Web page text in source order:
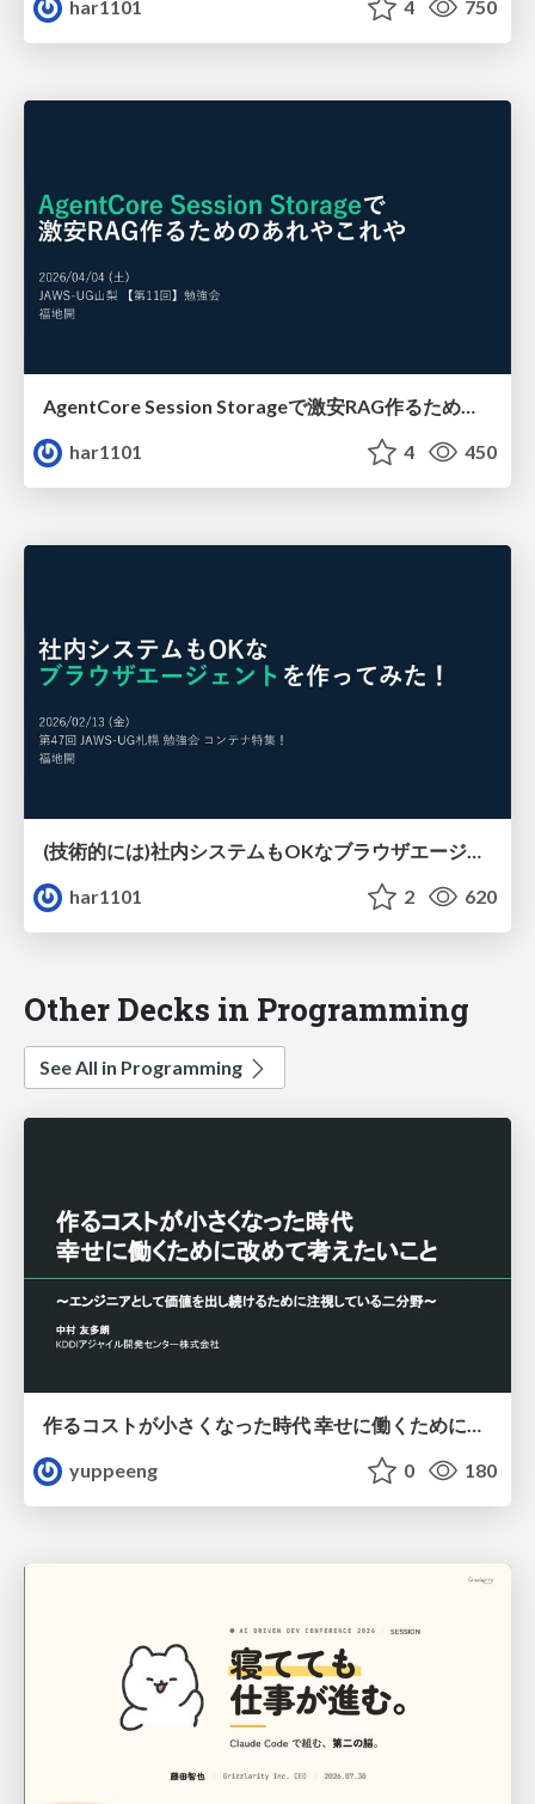
har1101 4 750
AgentCore Session Storageで激安RAG作るためのあれやこれや
har1101
4 450
(技術的には)社内システムもOKなブラウザエージェントを作ってみた！
har1101
2 620
Other Decks in Programming
See All in Programming
yuppeeng
0 180